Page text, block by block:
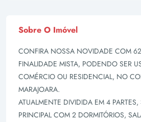
Sobre O Imóvel
CONFIRA NOSSA NOVIDADE COM
FINALIDADE MISTA, PODENDO SER
COMÉRCIO OU RESIDENCIAL, NO
MARAJOARA.
ATUALMENTE DIVIDIDA EM 4
PRINCIPAL COM 2 DORMITÓRIOS,